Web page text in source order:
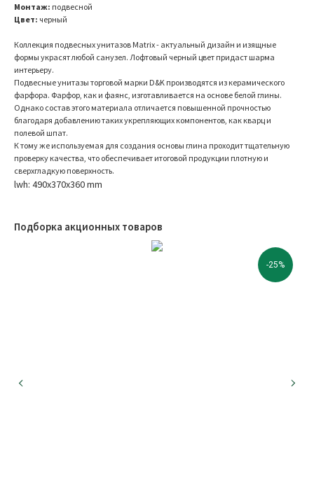
Монтаж: подвесной
Цвет: черный
Коллекция подвесных унитазов Matrix - актуальный дизайн и изящные
формы украсят любой санузел. Лофтовый черный цвет придаст шарма
интерьеру.
Подвесные унитазы торговой марки D&K производятся из керамического
фарфора. Фарфор, как и фаянс, изготавливается на основе белой глины.
Однако состав этого материала отличается повышенной прочностью
благодаря добавлению таких укрепляющих компонентов, как кварц и
полевой шпат.
К тому же используемая для создания основы глина проходит тщательную
проверку качества, что обеспечивает итоговой продукции плотную и
сверхгладкую поверхность.
lwh: 490x370x360 mm
Подборка акционных товаров
-25%